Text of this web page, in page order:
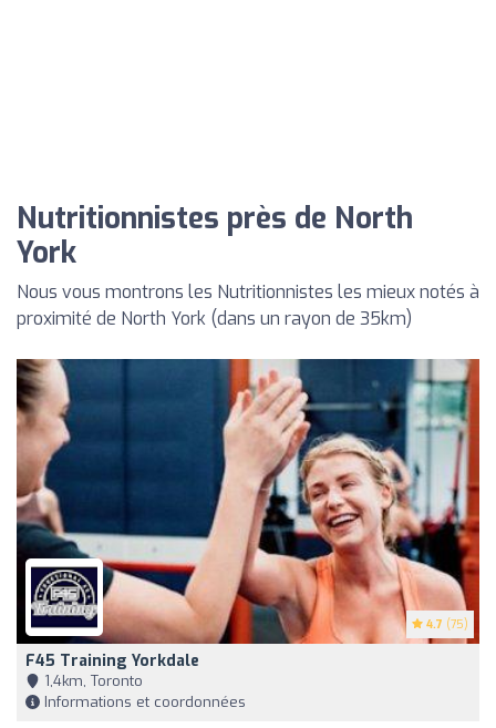
Nutritionnistes près de North
York
Nous vous montrons les Nutritionnistes les mieux notés à
proximité de North York (dans un rayon de 35km)
4.7 (75)
F45 Training Yorkdale
1,4km, Toronto
Informations et coordonnées